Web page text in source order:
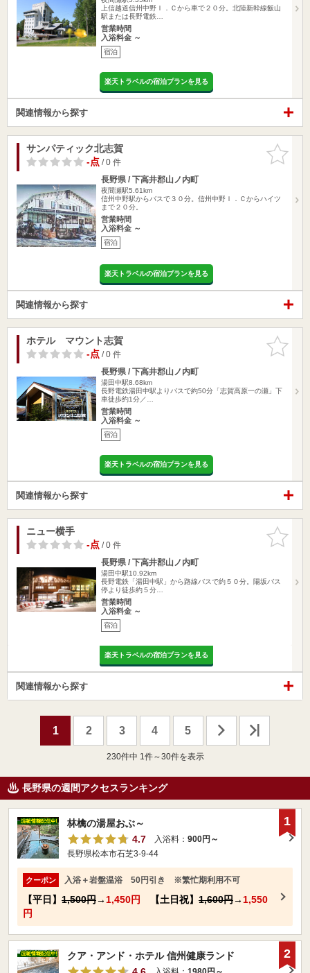
上信越道信州中野Ｉ．Ｃから車で２０分。北陸新幹線飯山
駅または長野電鉄…
営業時間
入浴料金 ～
宿泊
楽天トラベルの宿泊プランを見る
関連情報から探す
お気に入
りに追加
サンパティック北志賀
-点/ 0 件
長野県 / 下高井郡山ノ内町
夜間瀬駅5.61km
信州中野駅からバスで３０分。信州中野Ｉ．Ｃからハイツ
まで２０分。
営業時間
入浴料金 ～
宿泊
楽天トラベルの宿泊プランを見る
関連情報から探す
お気に入
りに追加
ホテル マウント志賀
-点/ 0 件
長野県 / 下高井郡山ノ内町
湯田中駅8.68km
長野電鉄湯田中駅よりバスで約50分「志賀高原一の瀬」下
車徒歩約1分／…
営業時間
入浴料金 ～
宿泊
楽天トラベルの宿泊プランを見る
関連情報から探す
お気に入
りに追加
ニュー横手
-点/ 0 件
長野県 / 下高井郡山ノ内町
湯田中駅10.92km
長野電鉄「湯田中駅」から路線バスで約５０分。陽坂バス
停より徒歩約５分…
営業時間
入浴料金 ～
宿泊
楽天トラベルの宿泊プランを見る
関連情報から探す
1 2 3 4 5
230件中 1件～30件を表示
長野県の週間アクセスランキング
林檎の湯屋おぶ～
4.7
入浴料： 900円～
長野県松本市石芝3-9-44
クーポン 入浴＋岩盤温浴 50円引き ※繁忙期利用不可
【平日】 1,500円→ 1,450円 【土日祝】 1,600円→ 1,550
円
1
クア・アンド・ホテル 信州健康ランド
2